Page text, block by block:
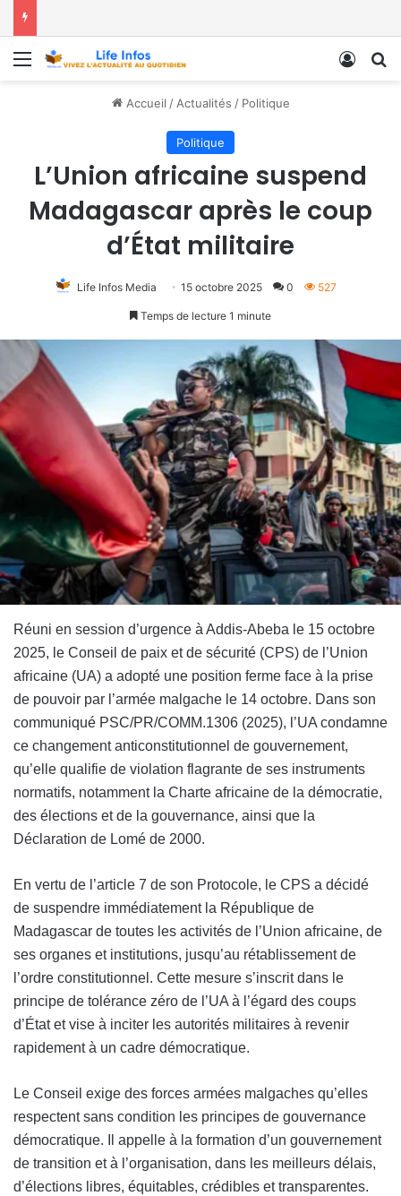
Menu
Accueil / Actualités / Politique
Politique
L’Union africaine suspend
Madagascar après le coup
d’État militaire
Life Infos Media 15 octobre 2025 0 527
Temps de lecture 1 minute
Réuni en session d’urgence à Addis-Abeba le 15 octobre
2025, le Conseil de paix et de sécurité (CPS) de l’Union
africaine (UA) a adopté une position ferme face à la prise
de pouvoir par l’armée malgache le 14 octobre. Dans son
communiqué PSC/PR/COMM.1306 (2025), l’UA condamne
ce changement anticonstitutionnel de gouvernement,
qu’elle qualifie de violation flagrante de ses instruments
normatifs, notamment la Charte africaine de la démocratie,
des élections et de la gouvernance, ainsi que la
Déclaration de Lomé de 2000.
En vertu de l’article 7 de son Protocole, le CPS a décidé
de suspendre immédiatement la République de
Madagascar de toutes les activités de l’Union africaine, de
ses organes et institutions, jusqu’au rétablissement de
l’ordre constitutionnel. Cette mesure s’inscrit dans le
principe de tolérance zéro de l’UA à l’égard des coups
d’État et vise à inciter les autorités militaires à revenir
rapidement à un cadre démocratique.
Le Conseil exige des forces armées malgaches qu’elles
respectent sans condition les principes de gouvernance
démocratique. Il appelle à la formation d’un gouvernement
de transition et à l’organisation, dans les meilleurs délais,
d’élections libres, équitables, crédibles et transparentes.